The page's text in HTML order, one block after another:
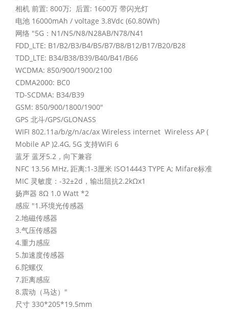
相机 前置: 800万; 后置: 1600万 带闪光灯
电池 16000mAh / voltage 3.8Vdc (60.80Wh)
网络 "5G：N1/N5/N8/N28AB/N78/N41
FDD_LTE: B1/B2/B3/B4/B5/B7/B8/B12/B17/B20/B28
TDD_LTE: B34/B38/B39/B40/B41/B66
WCDMA: 850/900/1900/2100
CDMA2000: BC0
TD-SCDMA: B34/B39
GSM: 850/900/1800/1900"
GPS 北斗/GPS/GLONASS
WIFI 802.11a/b/g/n/ac/ax Wireless internet Wireless AP (
Mobile AP )2.4G, 5G 支持WiFi 6
蓝牙 蓝牙5.2，向下兼容
NFC 13.56 MHz, 距离:1-3厘米 ISO14443 TYPE A; Mifare标准
MIC 灵敏度：-32±2d，输出阻抗2.2kΩx1
扬声器 8Ω 1.0 Watt *2
感应 "1.环境光传感器
2.地磁传感器
3.气压传感器
4.重力感应
5.加速度传感器
6.陀螺仪
7.距离感应
8.震动（马达）"
尺寸 330*205*19.5mm